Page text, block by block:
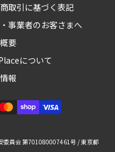
取引に基づく表記
事業者のお客さまへ
要
について
報
委員会 第701080007461号 / 東京都